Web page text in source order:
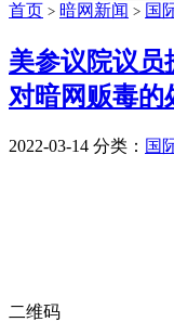
首页 > 暗网新闻 > 国
美参议院议员
对暗网贩毒的
2022-03-14 分类： 国
二维码